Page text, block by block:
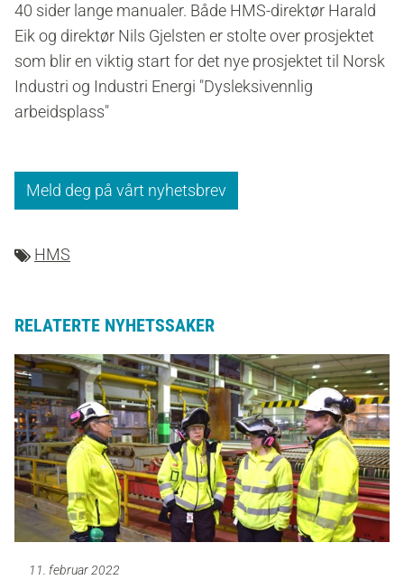
40 sider lange manualer. Både HMS-direktør Harald
Eik og direktør Nils Gjelsten er stolte over prosjektet
som blir en viktig start for det nye prosjektet til Norsk
Industri og Industri Energi "Dysleksivennlig
arbeidsplass"
Meld deg på vårt nyhetsbrev
HMS
RELATERTE NYHETSSAKER
11. februar 2022